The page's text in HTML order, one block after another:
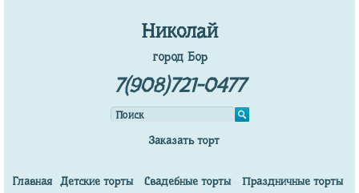
Николай
город Бор
7(908)721-0477
Заказать торт
Главная Детские торты Свадебные торты
Праздничные торты